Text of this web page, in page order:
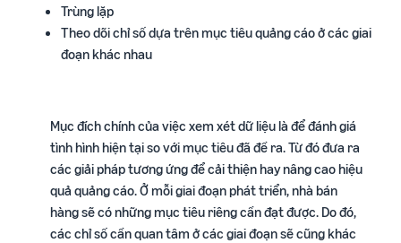
Trùng lặp
Theo dõi chỉ số dựa trên mục tiêu quảng cáo ở các giai
đoạn khác nhau
Mục đích chính của việc xem xét dữ liệu là để đánh giá
tình hình hiện tại so với mục tiêu đã đề ra. Từ đó đưa ra
các giải pháp tương ứng để cải thiện hay nâng cao hiệu
quả quảng cáo. Ở mỗi giai đoạn phát triển, nhà bán
hàng sẽ có những mục tiêu riêng cần đạt được. Do đó,
các chỉ số cần quan tâm ở các giai đoạn sẽ cũng khác